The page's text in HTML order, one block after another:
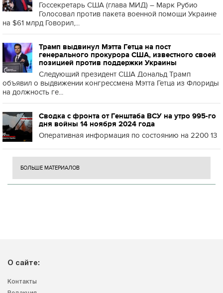
Госсекретарь США (глава МИД) – Марк Рубио
Голосовал против пакета военной помощи Украине
на $61 млрд Говорил,...
Трамп выдвинул Мэтта Гетца на пост
генерального прокурора США, известного своей
позицией против поддержки Украины
Следующий президент США Дональд Трамп
объявил о выдвижении конгрессмена Мэтта Гетца из Флориды
на должность ге...
Сводка с фронта от Генштаба ВСУ на утро 995-го
дня войны 14 ноября 2024 года
Оперативная информация по состоянию на 2200 13
БОЛЬШЕ МАТЕРИАЛОВ
О сайте:
Контакты